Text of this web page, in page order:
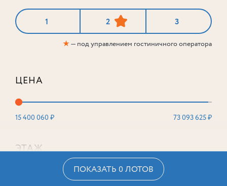
1 2 3
★— под управлением гостиничного оператора
ЦЕНА
15 400 060 ₽ 73 093 625 ₽
ЭТАЖ
ПОКАЗАТЬ 0 ЛОТОВ